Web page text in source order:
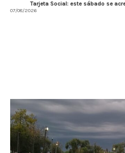
Tarjeta Social: este sábado se
07/08/2026